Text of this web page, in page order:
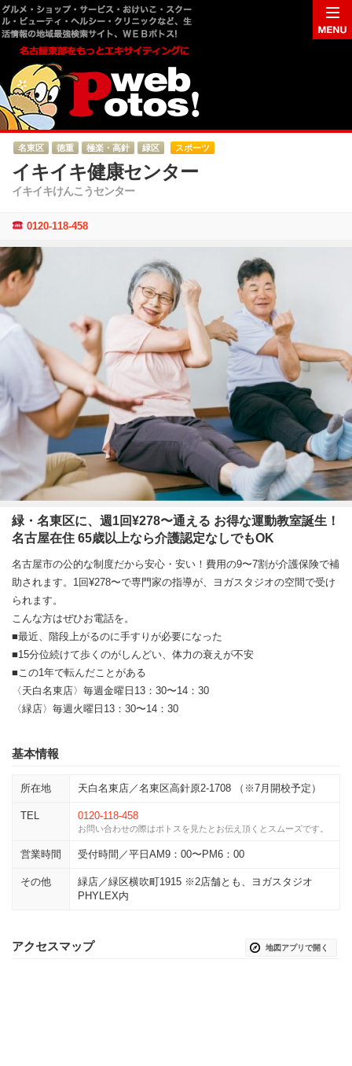
名東区 徳重 極楽・高針 緑区 スポーツ
イキイキ健康センター
イキイキけんこうセンター
0120-118-458
緑・名東区に、週1回¥278〜通える お得な運動教室誕生！
名古屋在住 65歳以上なら介護認定なしでもOK
名古屋市の公的な制度だから安心・安い！費用の9〜7割が介護保険で補
助されます。1回¥278〜で専門家の指導が、ヨガスタジオの空間で受け
られます。
こんな方はぜひお電話を。
■最近、階段上がるのに手すりが必要になった
■15分位続けて歩くのがしんどい、体力の衰えが不安
■この1年で転んだことがある
〈天白名東店〉毎週金曜日13：30〜14：30
〈緑店〉毎週火曜日13：30〜14：30
基本情報
所在地 天白名東店／名東区高針原2-1708 （※7月開校予定）
TEL 0120-118-458
お問い合わせの際はポトスを見たとお伝え頂くとスムーズです。
営業時間 受付時間／平日AM9：00〜PM6：00
その他
緑店／緑区横吹町1915 ※2店舗とも、ヨガスタジオ
PHYLEX内
アクセスマップ 地図アプリで開く